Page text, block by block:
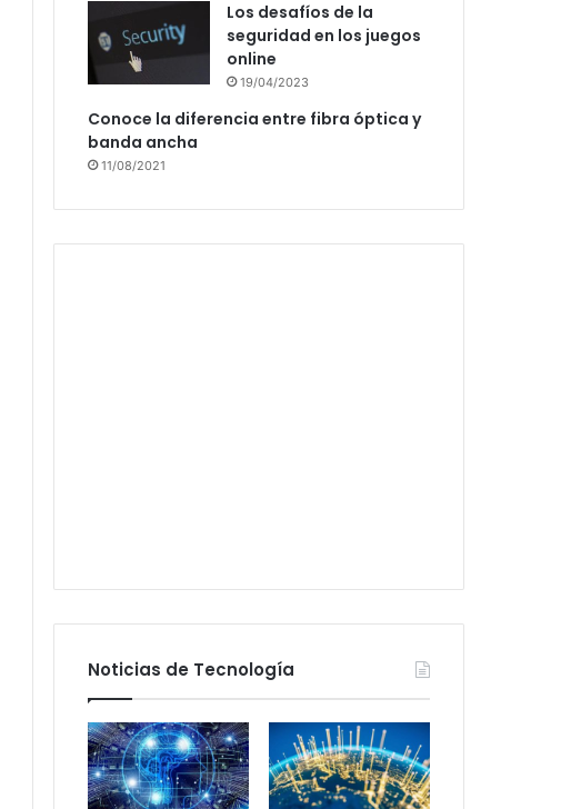
Los desafíos de la
seguridad en los juegos
online
19/04/2023
Conoce la diferencia entre fibra óptica y
banda ancha
11/08/2021
Noticias de Tecnología